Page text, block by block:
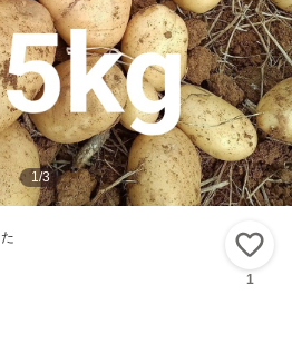
1/3
1